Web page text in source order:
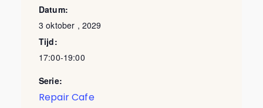
Datum:
3 oktober , 2029
Tijd:
17:00-19:00
Serie:
Repair Cafe